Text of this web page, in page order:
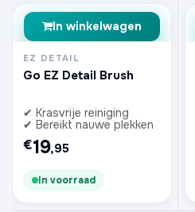
In winkelwagen
EZ DETAIL
Go EZ Detail Brush
✔ Krasvrije reiniging
✔ Bereikt nauwe plekken
€19,95
In voorraad